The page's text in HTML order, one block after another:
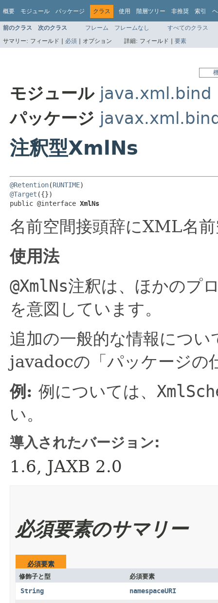
概要 モジュール パッケージ クラス 使用 階層ツリー 非推奨 索引
前のクラス 次のクラス フレーム フレームなし
すべてのクラス
サマリー: フィールド | 必須 | オプション 詳細: フィールド | 要素
モジュール java.xml.bind
パッケージ
注釈型XmlNs
@Retention(RUNTIME
@Target ({})
public @interface XmlNs
名前空間接頭辞にXML名
使用法
@XmlNs注釈は、ほかのプ
を意図しています。
追加の一般的な情報につ
javadocの「パッケージの
例: 例については、
い。
導入されたバージョン:
1.6, JAXB 2.0
必須要素のサマリー
必須要素
修飾子と型 必須要素
String namespaceURI